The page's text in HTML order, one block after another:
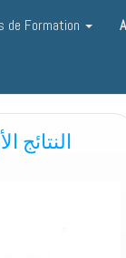
de Formation